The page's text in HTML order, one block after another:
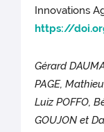
Innovations
https://
Gérard
PAGE,
Luiz POFFO,
GOUJON et